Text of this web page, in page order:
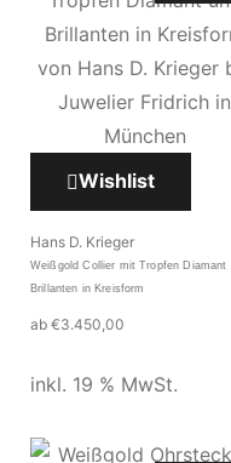
Wishlist
Hans D. Krieger
Weißgold Collier mit Tropfen Diamant
Brillanten in Kreisform
ab €3.450,00
inkl. 19 % MwSt.